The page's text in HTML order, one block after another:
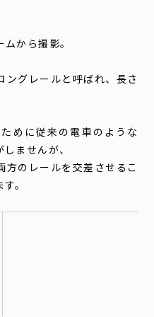
から撮影。
ングレールと呼ばれ、長さ
めに従来の電車のような
ませんが、
方のレールを交差させるこ
。